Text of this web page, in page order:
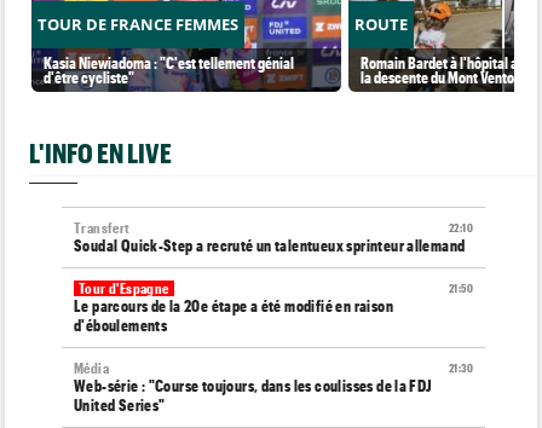
TOUR DE FRANCE FEMMES
Kasia Niewiadoma : "C'est tellement génial
d'être cycliste"
ROUTE
Romain Bardet à l'hôpital
la descente du Mont Ventoux
L'INFO EN LIVE
22:10
Transfert
Soudal Quick-Step a recruté un talentueux sprinteur allemand
21:50
Tour d'Espagne
Le parcours de la 20e étape a été modifié en raison
d'éboulements
21:30
Média
Web-série : "Course toujours, dans les coulisses de la FDJ
United Series"